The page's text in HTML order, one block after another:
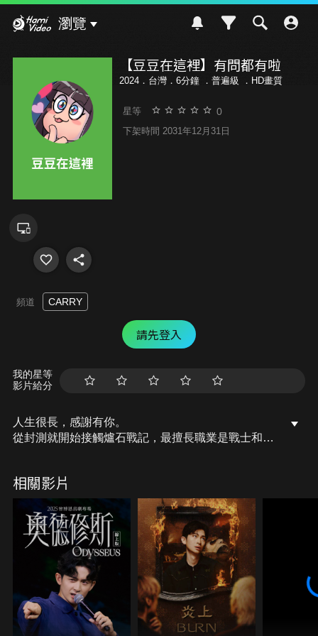
瀏覽
【豆豆在這裡】有問都有啦
2024．台灣．6分鐘 ． 普遍級 ．HD畫質
星等 0
下架時間 2031年12月31日
頻道 CARRY
請先登入
我的星等
影片給分
人生很長，感謝有你。
從封測就開始接觸爐石戰記，最擅長職業是戰士和牧
醒。
從陰暗幽霾的蛇界森林甦醒吧， 趁此良機，莫再猶
豫，恭請蛇界至尊雙飛寶典！
OSkomodo 還不一起加入蛇教跟著教主一起前進!
相關影片